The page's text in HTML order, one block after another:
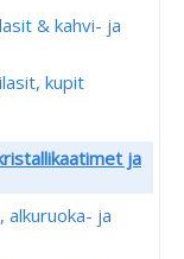
& kahvi- ja
kupit
ja
alkuruoka- ja